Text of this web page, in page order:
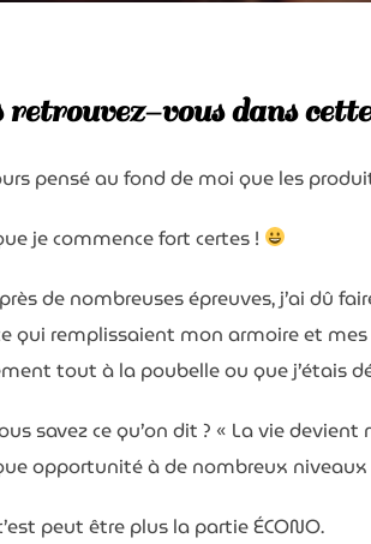
vous dans
pensé au fond de moi que les
je commence fort certes !
de nombreuses épreuves, j’ai dû
qui remplissaient mon armoire et mes
tout à la poubelle ou que j’étais
savez ce qu’on dit ? « La vie
opportunité à de nombreux niveaux
peut être plus la partie ÉCONO.